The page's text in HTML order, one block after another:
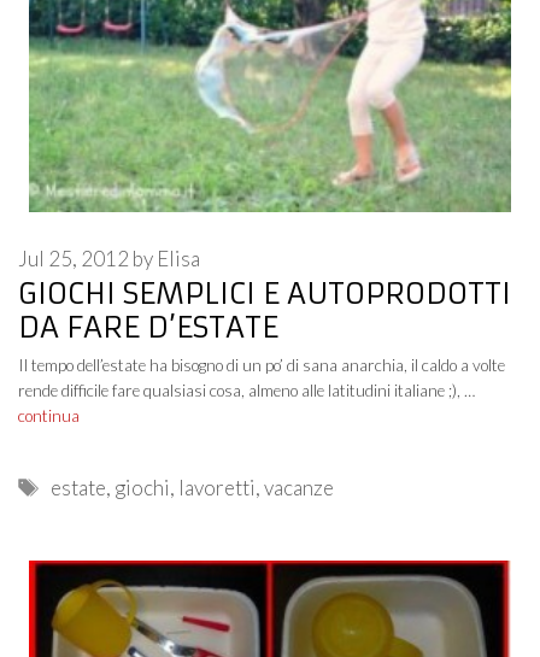
GIOCHI SEMPLICI E AUTOPRODOTTI
DA FARE D’ESTATE
Jul 25, 2012 by Elisa
Il tempo dell’estate ha bisogno di un po’ di sana anarchia, il caldo a volte
rende difficile fare qualsiasi cosa, almeno alle latitudini italiane ;), …
continua
Tags
estate, giochi, lavoretti,vacanze